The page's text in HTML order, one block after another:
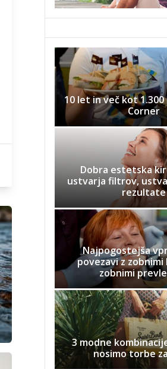
10 let in več kot 1.300
Corner
Dobra estetska
ustvarja filtrov,
rezultate
Najpogostejša
povezavi z zobnimi
zobnimi
3 modne
nosimo torbe